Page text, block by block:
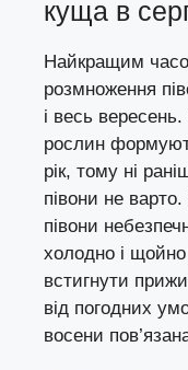
куща в
Найкращим
розмноження
і весь
рослин
рік, тому ні
півони не
півони
холодно і
встигнути
від погодних
восени